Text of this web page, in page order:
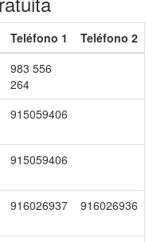
Teléfono 1
Teléfono 2
983 556
264
915059406
915059406
916026937 916026936